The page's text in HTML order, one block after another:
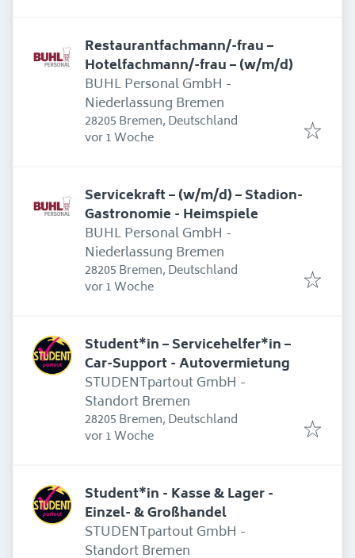
Restaurantfachmann/-frau –
Hotelfachmann/-frau – (w/m/d)
BUHL Personal GmbH -
Niederlassung Bremen
28205 Bremen, Deutschland
Erschienen:
vor 1 Woche
Servicekraft – (w/m/d) – Stadion-
Gastronomie - Heimspiele
BUHL Personal GmbH -
Niederlassung Bremen
28205 Bremen, Deutschland
Erschienen:
vor 1 Woche
Student*in – Servicehelfer*in –
Car-Support - Autovermietung
STUDENTpartout GmbH -
Standort Bremen
28205 Bremen, Deutschland
Erschienen:
vor 1 Woche
Student*in - Kasse & Lager -
Einzel- & Großhandel
STUDENTpartout GmbH -
Standort Bremen